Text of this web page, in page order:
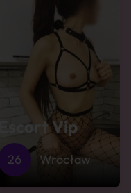
Escort Vip
26 Wrocław